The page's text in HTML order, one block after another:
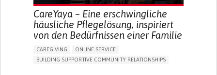
CareYaya – Eine erschwingliche
häusliche Pflegelösung, inspiriert
von den Bedürfnissen einer Familie
CAREGIVING
ONLINE SERVICE
BUILDING SUPPORTIVE COMMUNITY RELATIONSHIPS